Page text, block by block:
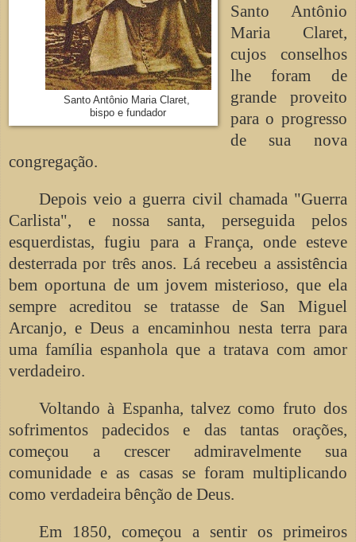
Santo Antônio Maria Claret,
bispo e fundador
Santo Antônio
Maria Claret,
cujos conselhos
lhe foram de
grande proveito
para o progresso
de sua nova
congregação.
Depois veio a guerra civil chamada "Guerra
Carlista", e nossa santa, perseguida pelos
esquerdistas, fugiu para a França, onde esteve
desterrada por três anos. Lá recebeu a assistência
bem oportuna de um jovem misterioso, que ela
sempre acreditou se tratasse de San Miguel
Arcanjo, e Deus a encaminhou nesta terra para
uma família espanhola que a tratava com amor
verdadeiro.
Voltando à Espanha, talvez como fruto dos
sofrimentos padecidos e das tantas orações,
começou a crescer admiravelmente sua
comunidade e as casas se foram multiplicando
como verdadeira bênção de Deus.
Em 1850, começou a sentir os primeiros